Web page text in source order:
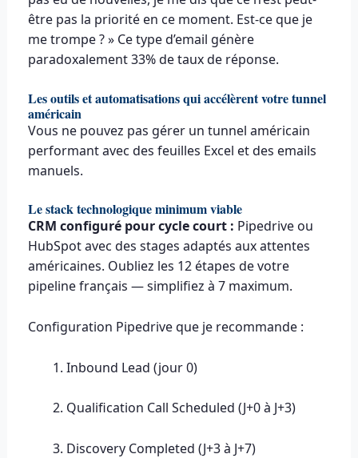
être pas la priorité en ce moment. Est-ce que je
me trompe ? » Ce type d’email génère
paradoxalement 33% de taux de réponse.
Les outils et automatisations qui accélèrent votre tunnel
américain
Vous ne pouvez pas gérer un tunnel américain
performant avec des feuilles Excel et des emails
manuels.
Le stack technologique minimum viable
CRM configuré pour cycle court : Pipedrive ou
HubSpot avec des stages adaptés aux attentes
américaines. Oubliez les 12 étapes de votre
pipeline français — simplifiez à 7 maximum.
Configuration Pipedrive que je recommande :
Inbound Lead (jour 0)
Qualification Call Scheduled (J+0 à J+3)
Discovery Completed (J+3 à J+7)